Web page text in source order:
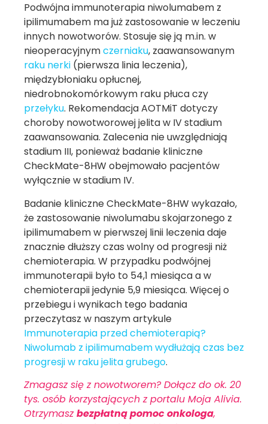
Podwójna immunoterapia niwolumabem z
ipilimumabem ma już zastosowanie w leczeniu
innych nowotworów. Stosuje się ją m.in. w
nieoperacyjnymczerniaku, zaawansowanym
raku nerki (pierwsza linia leczenia),
międzybłoniaku opłucnej,
niedrobnokomórkowym raku płuca czy
przełyku. Rekomendacja AOTMiT dotyczy
choroby nowotworowej jelita w IV stadium
zaawansowania. Zalecenia nie uwzględniają
stadium III, ponieważ badanie kliniczne
CheckMate-8HW obejmowało pacjentów
wyłącznie w stadium IV.
Badanie kliniczne CheckMate-8HW wykazało,
że zastosowanie niwolumabu skojarzonego z
ipilimumabem w pierwszej linii leczenia daje
znacznie dłuższy czas wolny od progresji niż
chemioterapia. W przypadku podwójnej
immunoterapii było to 54,1 miesiąca a w
chemioterapii jedynie 5,9 miesiąca. Więcej o
przebiegu i wynikach tego badania
przeczytasz w naszym artykule
Immunoterapia przed chemioterapią?
Niwolumab z ipilimumabem wydłużają czas bez
progresji w raku jelita grubego.
Zmagasz się z nowotworem? Dołącz do ok. 20
tys. osób korzystających z portalu Moja Alivia.
Otrzymaszbezpłatną pomoc onkologa,